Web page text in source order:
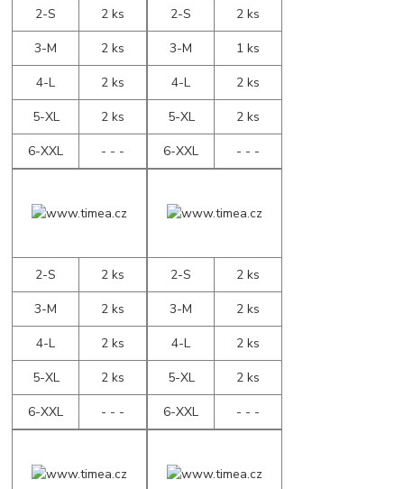
2-S
2 ks
3-M
2 ks
4-L
2 ks
5-XL
2 ks
6-XXL
- - -
2-S
2 ks
3-M
1 ks
4-L
2 ks
5-XL
2 ks
6-XXL
- - -
2-S
2 ks
3-M
2 ks
4-L
2 ks
5-XL
2 ks
6-XXL
- - -
2-S
2 ks
3-M
2 ks
4-L
2 ks
5-XL
2 ks
6-XXL
- - -